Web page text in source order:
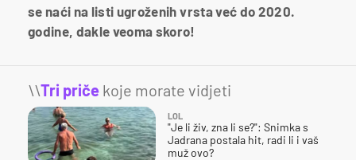
se naći na listi ugroženih vrsta već do 2020.
godine, dakle veoma skoro!
\\Tri priče koje morate vidjeti
LOL
"Je li živ, zna li se?": Snimka s
Jadrana postala hit, radi li i vaš
muž ovo?